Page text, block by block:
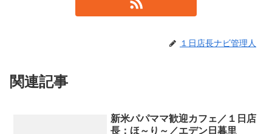
１日店長ナビ管理人
関連記事
新米パパママ歓迎カフェ／１日店
長：ほ～り～／エデン日暮里